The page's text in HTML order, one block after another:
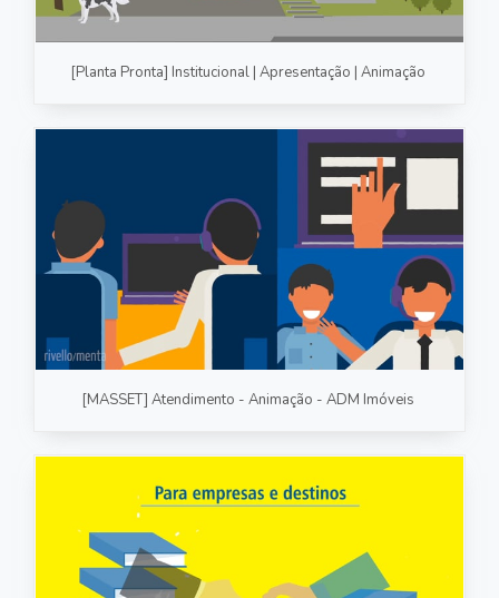
[Planta Pronta] Institucional | Apresentação | Animação
[MASSET] Atendimento - Animação - ADM Imóveis